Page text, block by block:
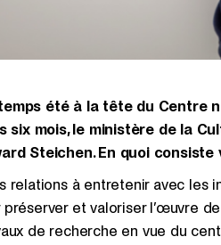
été à la tête du Centre
six mois, le ministère de la
Steichen. En quoi consiste
relations à entretenir avec les
préserver et valoriser l’œuvre
de recherche en vue du